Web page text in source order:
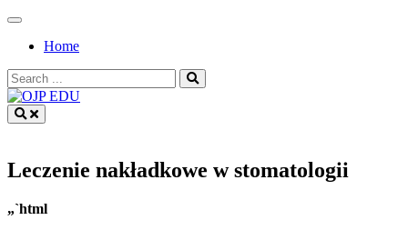
Skip
contentHome
Search
for:
Leczenie nakładkowe w stomatologii
„`html